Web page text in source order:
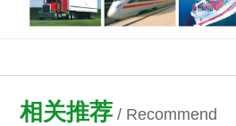
相关推荐 / Recommend